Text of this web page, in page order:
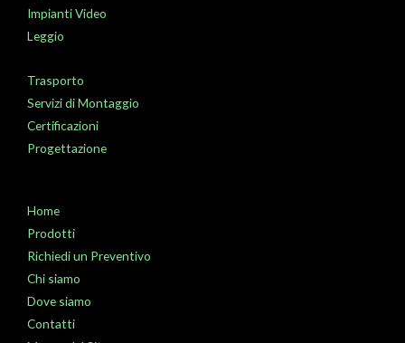
Impianti Video
Leggio
Trasporto
Servizi di Montaggio
Certificazioni
Progettazione
Home
Prodotti
Richiedi un Preventivo
Chi siamo
Dove siamo
Contatti